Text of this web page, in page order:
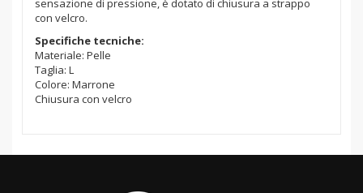
sensazione di pressione, è dotato di chiusura a strappo
con velcro.
Specifiche tecniche:
Materiale: Pelle
Taglia: L
Colore: Marrone
Chiusura con velcro